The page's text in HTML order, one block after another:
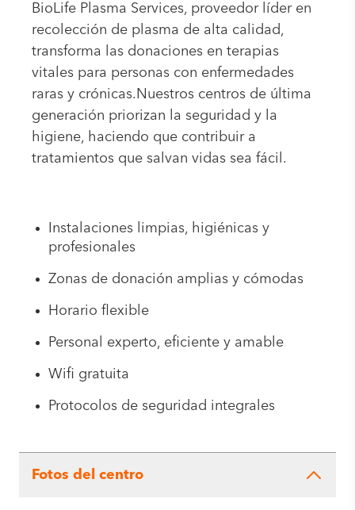
BioLife Plasma Services, proveedor líder en
recolección de plasma de alta calidad,
transforma las donaciones en terapias
vitales para personas con enfermedades
raras y crónicas.Nuestros centros de última
generación priorizan la seguridad y la
higiene, haciendo que contribuir a
tratamientos que salvan vidas sea fácil.
Instalaciones limpias, higiénicas y
profesionales
Zonas de donación amplias y cómodas
Horario flexible
Personal experto, eficiente y amable
Wifi gratuita
Protocolos de seguridad integrales
Fotos del centro